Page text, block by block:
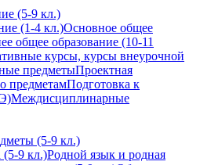
(5-9 кл.)
(1-4 кл.)Основное общее
общее образование (10-11
курсы, курсы внеурочной
предметыПроектная
предметамПодготовка к
Междисциплинарные
(5-9 кл.)
(5-9 кл.)Родной язык и родная